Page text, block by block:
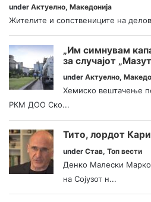
under Актуелно, Македонија
Жителите и сопствениците на
„Им симнувам
за случајот
under Актуелно,
Хемиско вештачење
РКМ ДОО Ско...
Тито, лордот
under Став, Топ вести
Денко Малески Марко
на Сојузот н...